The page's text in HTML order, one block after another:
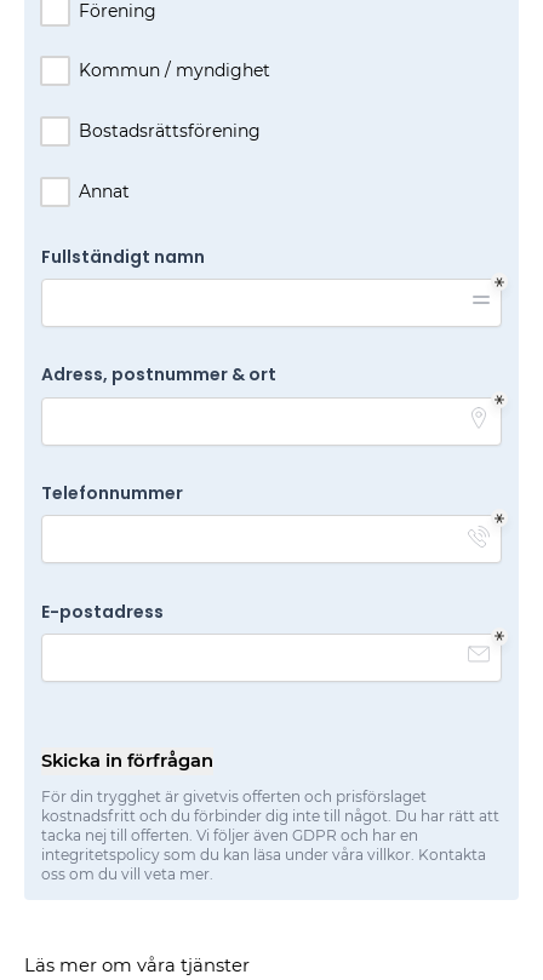
Förening
Kommun / myndighet
Bostadsrättsförening
Annat
Fullständigt namn
Adress, postnummer & ort
Telefonnummer
E-postadress
Skicka in förfrågan
För din trygghet är givetvis offerten och prisförslaget
kostnadsfritt och du förbinder dig inte till något. Du har rätt att
tacka nej till offerten. Vi följer även GDPR och har en
integritetspolicy som du kan läsa under våra villkor. Kontakta
oss om du vill veta mer.
Läs mer om våra tjänster